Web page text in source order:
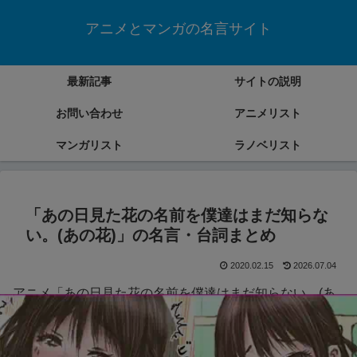
アニメとマンガの名言サイト
最新記事 サイトの説明
お問い合わせ アニメリスト
マンガリスト ラノベリスト
「あの日見た花の名前を僕達はまだ知らな
い。(あの花)」の名言・台詞まとめ
2020.02.15 2026.07.04
アニメ「あの日見た花の名前を僕達はまだ知らない。(あ
の花)」の名言・台詞をまとめていきます。